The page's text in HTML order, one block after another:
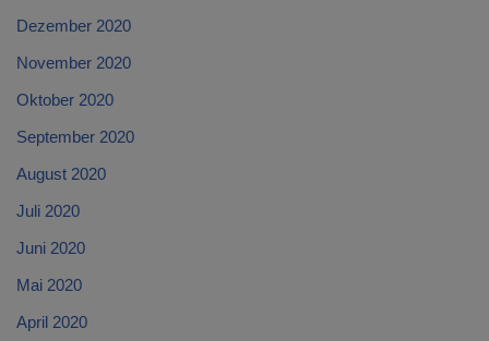
Dezember 2020
November 2020
Oktober 2020
September 2020
August 2020
Juli 2020
Juni 2020
Mai 2020
April 2020